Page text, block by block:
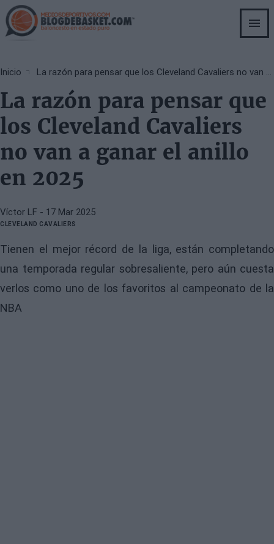
Skip
to
main
Breadcrumb
Inicio La razón para pensar que los Cleveland Cavaliers no van a ganar el anillo en 2025
La razón para pensar que
los Cleveland Cavaliers
no van a ganar el anillo
en 2025
Víctor LF - 17 Mar 2025
CLEVELAND CAVALIERS
Tienen el mejor récord de la liga, están completando
una temporada regular sobresaliente, pero aún cuesta
verlos como uno de los favoritos al campeonato de la
NBA